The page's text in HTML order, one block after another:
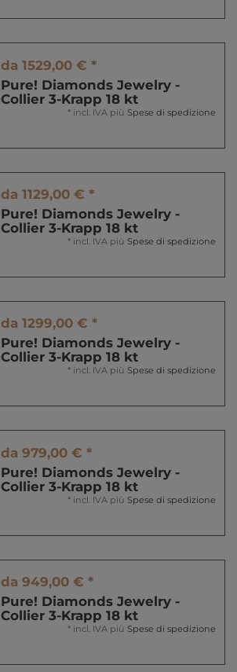
da 1529,00 € *
Pure! Diamonds Jewelry -
Collier 3-Krapp 18 kt
* incl. IVA più Spese di spedizione
da 1129,00 € *
Pure! Diamonds Jewelry -
Collier 3-Krapp 18 kt
* incl. IVA più Spese di spedizione
da 1299,00 € *
Pure! Diamonds Jewelry -
Collier 3-Krapp 18 kt
* incl. IVA più Spese di spedizione
da 979,00 € *
Pure! Diamonds Jewelry -
Collier 3-Krapp 18 kt
* incl. IVA più Spese di spedizione
da 949,00 € *
Pure! Diamonds Jewelry -
Collier 3-Krapp 18 kt
* incl. IVA più Spese di spedizione